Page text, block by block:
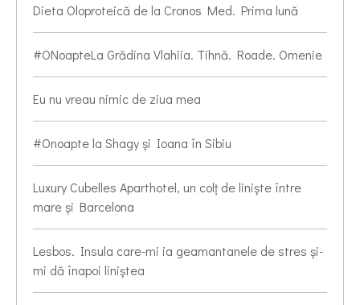
Dieta Oloproteică de la Cronos Med. Prima lună
#ONoapteLa Grădina Vlahiia. Tihnă. Roade. Omenie
Eu nu vreau nimic de ziua mea
#Onoapte la Shagy și Ioana în Sibiu
Luxury Cubelles Aparthotel, un colț de liniște între
mare și Barcelona
Lesbos. Insula care-mi ia geamantanele de stres și-
mi dă înapoi liniștea